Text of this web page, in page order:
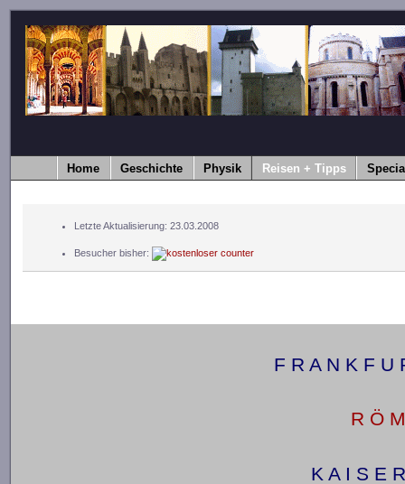
Home Geschichte Physik Reisen + Tipps
Letzte Aktualisierung: 23.03.2008
Besucher bisher:
F R A N K F U
R Ö
K A I S E